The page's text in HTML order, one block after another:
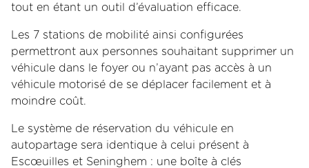
tout en étant un outil d’évaluation efficace.
Les 7 stations de mobilité ainsi configurées
permettront aux personnes souhaitant supprimer un
véhicule dans le foyer ou n’ayant pas accès à un
véhicule motorisé de se déplacer facilement et à
moindre coût.
Le système de réservation du véhicule en
autopartage sera identique à celui présent à
Escœuilles et Seninghem : une boîte à clés